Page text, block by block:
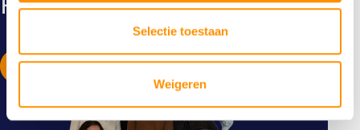
Selectie toestaan
Weigeren
lees meer